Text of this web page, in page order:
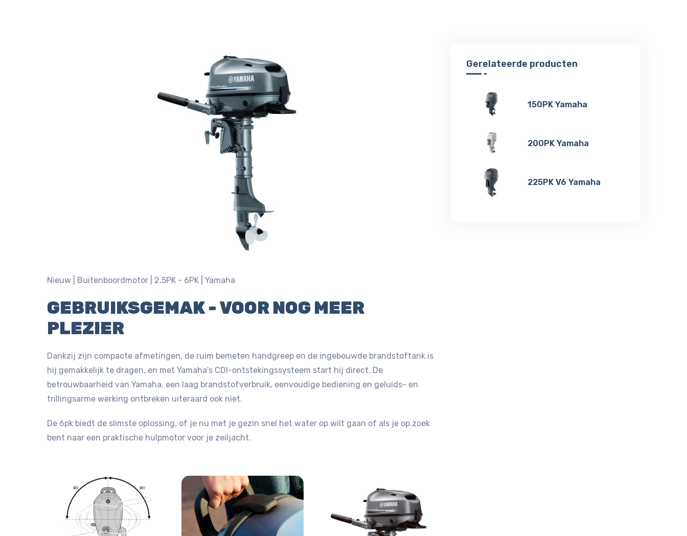
Nieuw | Buitenboordmotor | 2.5PK - 6PK | Yamaha
GEBRUIKSGEMAK - VOOR NOG MEER
PLEZIER
Dankzij zijn compacte afmetingen, de ruim bemeten handgreep en de ingebouwde brandstoftank is
hij gemakkelijk te dragen, en met Yamaha's CDI-ontstekingssysteem start hij direct. De
betrouwbaarheid van Yamaha, een laag brandstofverbruik, eenvoudige bediening en geluids- en
trillingsarme werking ontbreken uiteraard ook niet.
De 6pk biedt de slimste oplossing, of je nu met je gezin snel het water op wilt gaan of als je op zoek
bent naar een praktische hulpmotor voor je zeiljacht.
Gerelateerde producten
150PK Yamaha
200PK Yamaha
225PK V6 Yamaha